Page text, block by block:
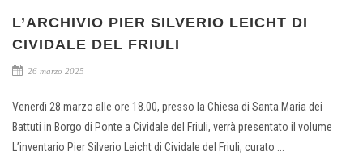
L’ARCHIVIO PIER SILVERIO LEICHT DI
CIVIDALE DEL FRIULI
26 marzo 2025
Venerdì 28 marzo alle ore 18.00, presso la Chiesa di Santa Maria dei
Battuti in Borgo di Ponte a Cividale del Friuli, verrà presentato il volume
L’inventario Pier Silverio Leicht di Cividale del Friuli, curato ...